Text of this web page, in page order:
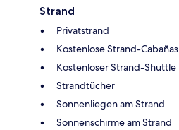
Strand
Privatstrand
Kostenlose Strand-Cabañas
Kostenloser Strand-Shuttle
Strandtücher
Sonnenliegen am Strand
Sonnenschirme am Strand